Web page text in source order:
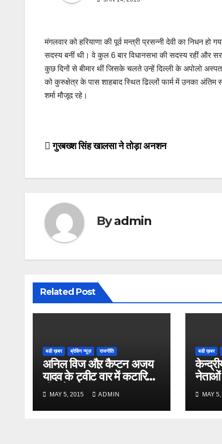
मंगलवार को हरियाणा की पूर्व मन्त्री प्रसन्नी देवी का निधन
सदस्य बनीं थी। वे कुल 6 बार विधानसभा की सदस्य रहीं और
कुछ दिनों से बीमार थीं जिसके चलते उन्हें दिल्ली के अपोलो
को कुरुक्षेत्र के पास शाहबाद स्थित ढिल्लों फार्म में उनका
शर्मा मौजूद रहे।
Post
गुरबख्श सिंह खालसा ने तोड़ा अनशन
Byadmin
Related Post
बडी ख़बर ब्रेकिंग न्यूज़ राजनीति
अनिल विज औऱ कैप्टन अजय
यादव के ट्वीट वार में कटारिया
भी कूदे
MAY 5, 2015 ADMIN
बडी ख़बर
नेताओं
MAY